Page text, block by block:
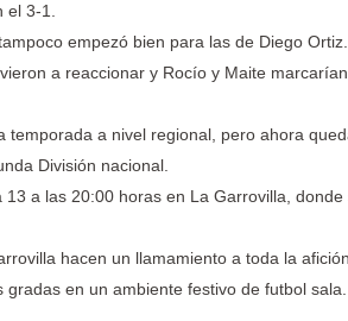
el 3-1.
empezó bien para las de Diego
a reaccionar y Rocío y Maite
temporada a nivel regional, pero ahora
División nacional.
13 a las 20:00 horas en La Garrovilla,
hacen un llamamiento a toda la
gradas en un ambiente festivo de futbol sala.